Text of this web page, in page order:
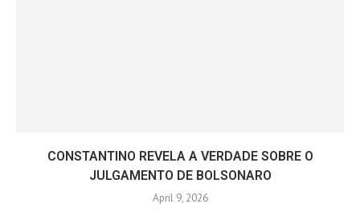
CONSTANTINO REVELA A VERDADE SOBRE O
JULGAMENTO DE BOLSONARO
April 9, 2026